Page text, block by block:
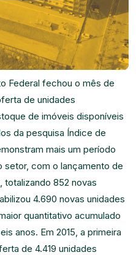
Federal fechou o mês de
de unidades
de imóveis disponíveis
da pesquisa Índice de
mais um período
setor, com o lançamento de
852 novas
4.690 novas unidades
quantitativo acumulado
anos. Em 2015, a primeira
de 4.419 unidades